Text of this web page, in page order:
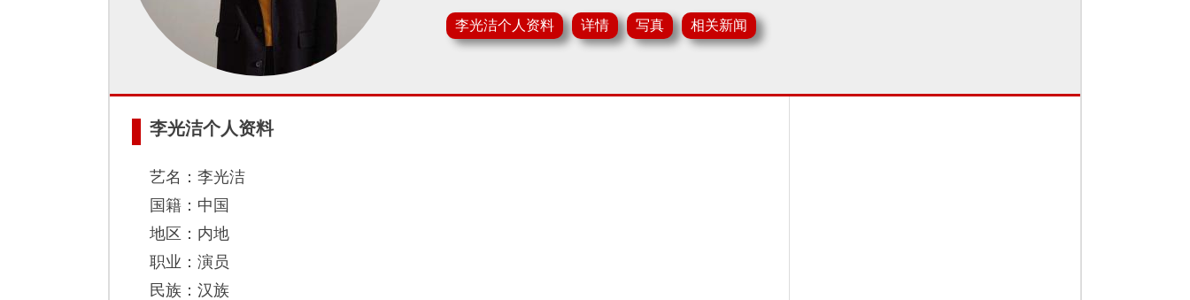
李光洁个人资料 详情 写真 相关新闻
李光洁个人资料
艺名：李光洁
国籍：中国
地区：内地
职业：演员
民族：汉族